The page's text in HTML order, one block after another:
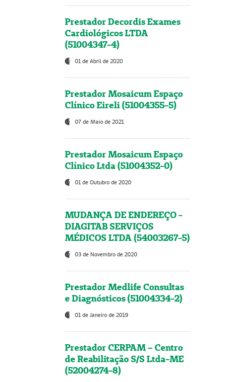
Prestador Decordis Exames
Cardiológicos LTDA
(51004347-4)
01 de Abril de 2020
Prestador Mosaicum Espaço
Clínico Eireli (51004355-5)
07 de Maio de 2021
Prestador Mosaicum Espaço
Clínico Ltda (51004352-0)
01 de Outubro de 2020
MUDANÇA DE ENDEREÇO -
DIAGITAB SERVIÇOS
MÉDICOS LTDA (54003267-5)
03 de Novembro de 2020
Prestador Medlife Consultas
e Diagnósticos (51004334-2)
01 de Janeiro de 2019
Prestador CERPAM – Centro
de Reabilitação S/S Ltda-ME
(52004274-8)